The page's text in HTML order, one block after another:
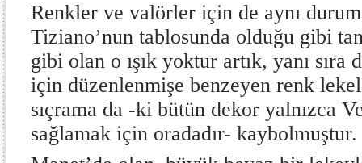
Renkler ve valörler için de aynı
Tiziano’nun tablosunda olduğu gibi
gibi olan o ışık yoktur artık, yanı sıra
için düzenlenmişe benzeyen renk
sıçrama da -ki bütün dekor yalnızca
sağlamak için oradadır- kaybolmuştur.